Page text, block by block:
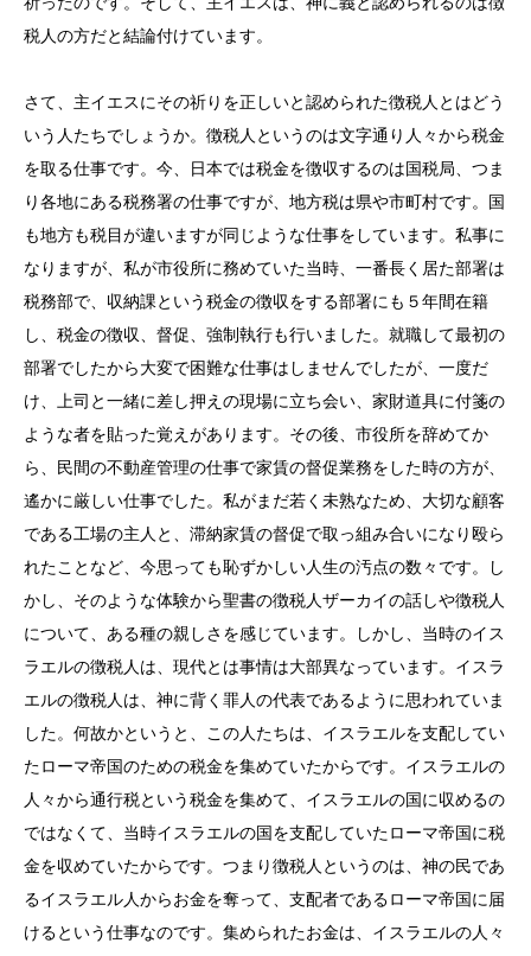
税人の方だと結論付けています。
さて、主イエスにその祈りを正しいと認められた徴税人とはどう
いう人たちでしょうか。徴税人というのは文字通り人々から税金
を取る仕事です。今、日本では税金を徴収するのは国税局、つま
り各地にある税務署の仕事ですが、地方税は県や市町村です。国
も地方も税目が違いますが同じような仕事をしています。私事に
なりますが、私が市役所に務めていた当時、一番長く居た部署は
税務部で、収納課という税金の徴収をする部署にも５年間在籍
し、税金の徴収、督促、強制執行も行いました。就職して最初の
部署でしたから大変で困難な仕事はしませんでしたが、一度だ
け、上司と一緒に差し押えの現場に立ち会い、家財道具に付箋の
ような者を貼った覚えがあります。その後、市役所を辞めてか
ら、民間の不動産管理の仕事で家賃の督促業務をした時の方が、
遙かに厳しい仕事でした。私がまだ若く未熟なため、大切な顧客
である工場の主人と、滞納家賃の督促で取っ組み合いになり殴ら
れたことなど、今思っても恥ずかしい人生の汚点の数々です。し
かし、そのような体験から聖書の徴税人ザーカイの話しや徴税人
について、ある種の親しさを感じています。しかし、当時のイス
ラエルの徴税人は、現代とは事情は大部異なっています。イスラ
エルの徴税人は、神に背く罪人の代表であるように思われていま
した。何故かというと、この人たちは、イスラエルを支配してい
たローマ帝国のための税金を集めていたからです。イスラエルの
人々から通行税という税金を集めて、イスラエルの国に収めるの
ではなくて、当時イスラエルの国を支配していたローマ帝国に税
金を収めていたからです。つまり徴税人というのは、神の民であ
るイスラエル人からお金を奪って、支配者であるローマ帝国に届
けるという仕事なのです。集められたお金は、イスラエルの人々